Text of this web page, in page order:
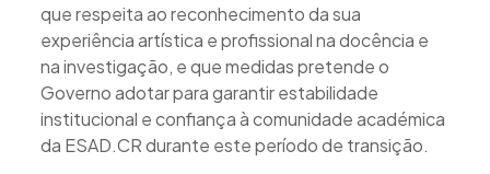
que respeita ao reconhecimento da sua
experiência artística e profissional na docência e
na investigação, e que medidas pretende o
Governo adotar para garantir estabilidade
institucional e confiança à comunidade académica
da ESAD.CR durante este período de transição.